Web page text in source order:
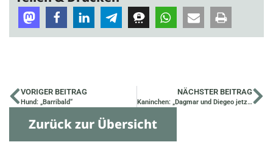
VORIGER BEITRAG
Hund: „Barribald“
NÄCHSTER BEITRAG
Kaninchen: „Dagmar und Diegeo jetzt Clara und Jakob“
Zurück zur Übersicht